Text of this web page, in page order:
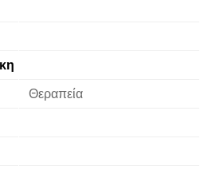
Θεραπεία